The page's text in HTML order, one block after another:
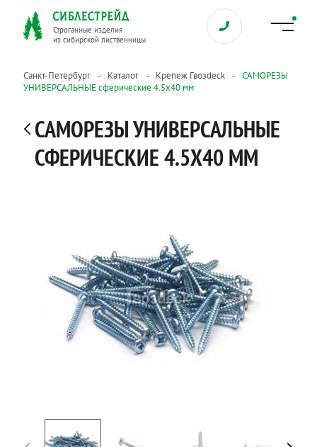
Строганные изделия
из сибирской лиственницы
Санкт-Петербург Каталог Крепеж Гвозdeck
САМОРЕЗЫ
УНИВЕРСАЛЬНЫЕ сферические 4.5х40 мм
САМОРЕЗЫ УНИВЕРСАЛЬНЫЕ
СФЕРИЧЕСКИЕ 4.5Х40 ММ